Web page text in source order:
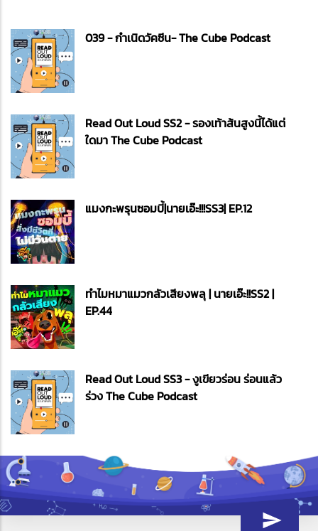
039 - กำเนิดวัคซีน- The Cube Podcast
Read Out Loud SS2 - รองเท้าส้นสูงนี้ได้แต่
ใดมา The Cube Podcast
แมงกะพรุนซอมบี้|นายเอ๊ะ!!!SS3| EP.12
ทำไมหมาแมวกลัวเสียงพลุ | นายเอ๊ะ!!SS2 |
EP.44
Read Out Loud SS3 - งูเขียวร่อน ร่อนแล้ว
ร่วง The Cube Podcast